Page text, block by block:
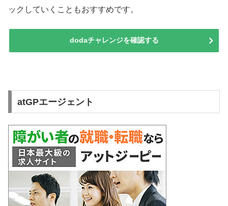
ックしていくこともおすすめです。
dodaチャレンジを確認する
atGPエージェント